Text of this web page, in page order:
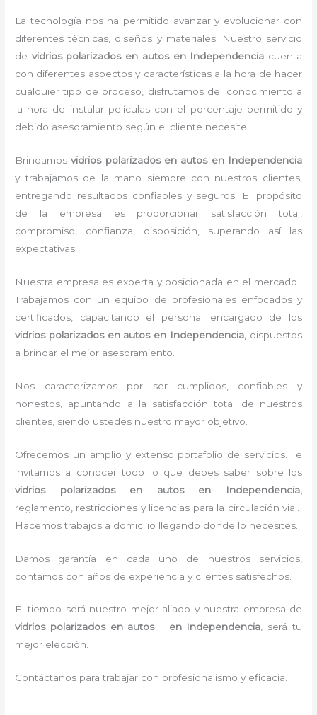
La tecnología nos ha permitido avanzar y evolucionar con
diferentes técnicas, diseños y materiales. Nuestro servicio
de vidrios polarizados en autos en Independencia cuenta
con diferentes aspectos y características a la hora de hacer
cualquier tipo de proceso, disfrutamos del conocimiento a
la hora de instalar películas con el porcentaje permitido y
debido asesoramiento según el cliente necesite.
Brindamosvidrios polarizados en autos en Independencia
y trabajamos de la mano siempre con nuestros clientes,
entregando resultados confiables y seguros. El propósito
de la empresa es proporcionar satisfacción total,
compromiso, confianza, disposición, superando así las
expectativas.
Nuestra empresa es experta y posicionada en el mercado.
Trabajamos con un equipo de profesionales enfocados y
certificados, capacitando el personal encargado de los
vidrios polarizados en autos en Independencia, dispuestos
a brindar el mejor asesoramiento.
Nos caracterizamos por ser cumplidos, confiables y
honestos, apuntando a la satisfacción total de nuestros
clientes, siendo ustedes nuestro mayor objetivo.
Ofrecemos un amplio y extenso portafolio de servicios. Te
invitamos a conocer todo lo que debes saber sobre los
vidrios polarizados en autos en Independencia,
reglamento, restricciones y licencias para la circulación vial.
Hacemos trabajos a domicilio llegando donde lo necesites.
Damos garantía en cada uno de nuestros servicios,
contamos con años de experiencia y clientes satisfechos.
El tiempo será nuestro mejor aliado y nuestra empresa de
vidrios polarizados en autos en Independencia, será tu
mejor elección.
Contáctanos para trabajar con profesionalismo y eficacia.